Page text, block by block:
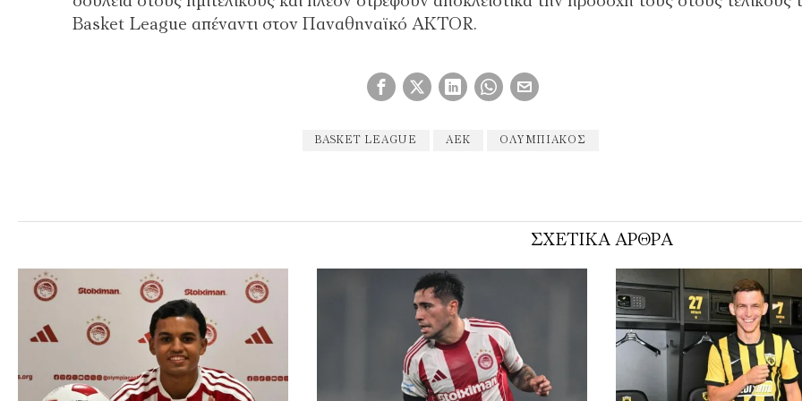
Basket League απέναντι στον Παναθηναϊκό AKTOR.
BASKET LEAGUE ΑΕΚ ΟΛΥΜΠΙΑΚΌΣ
ΣΧΕΤΙΚΑ ΑΡΘΡΑ